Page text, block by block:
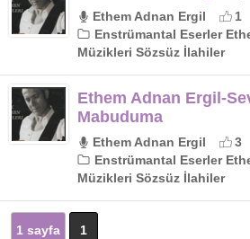
Ethem Adnan Ergil 1
Enstrümantal Eserler
Müzikleri Sözsüz İlahiler
Ethem Adnan Ergil-
Mabuduma
Ethem Adnan Ergil 3
Enstrümantal Eserler
Müzikleri Sözsüz İlahiler
1 sayfa 1